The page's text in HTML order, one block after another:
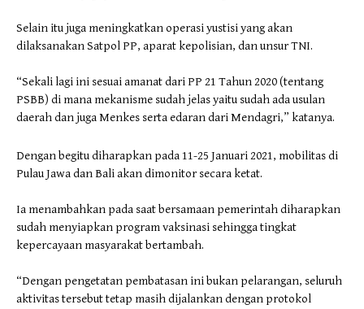
Selain itu juga meningkatkan operasi yustisi yang akan
dilaksanakan Satpol PP, aparat kepolisian, dan unsur TNI.
“Sekali lagi ini sesuai amanat dari PP 21 Tahun 2020 (tentang
PSBB) di mana mekanisme sudah jelas yaitu sudah ada usulan
daerah dan juga Menkes serta edaran dari Mendagri,” katanya.
Dengan begitu diharapkan pada 11-25 Januari 2021, mobilitas di
Pulau Jawa dan Bali akan dimonitor secara ketat.
Ia menambahkan pada saat bersamaan pemerintah diharapkan
sudah menyiapkan program vaksinasi sehingga tingkat
kepercayaan masyarakat bertambah.
“Dengan pengetatan pembatasan ini bukan pelarangan, seluruh
aktivitas tersebut tetap masih dijalankan dengan protokol